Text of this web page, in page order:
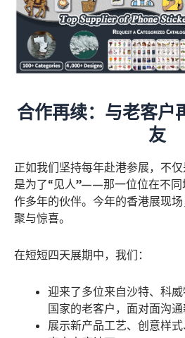
合作再续：与老客户
友
正如我们坚持每年赴港参展，不
是为了“见人”——那一位位在不同
作多年的伙伴。今年的香港展现
聚与惊喜。
在短短四天展期中，我们：
迎来了多位来自沙特、科
国家的老客户，面对面沟通
展示新产品工艺、创意样